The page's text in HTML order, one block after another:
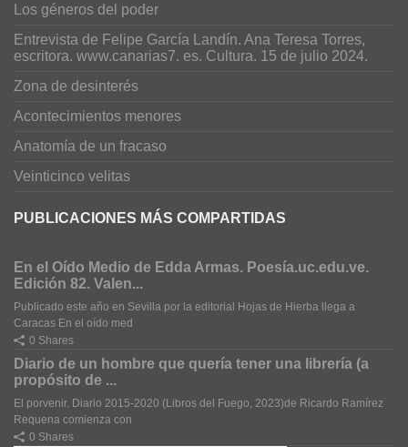
Los géneros del poder
Entrevista de Felipe García Landín. Ana Teresa Torres,
escritora. www.canarias7. es. Cultura. 15 de julio 2024.
Zona de desinterés
Acontecimientos menores
Anatomía de un fracaso
Veinticinco velitas
PUBLICACIONES MÁS COMPARTIDAS
En el Oído Medio de Edda Armas. Poesía.uc.edu.ve.
Edición 82. Valen...
Publicado este año en Sevilla por la editorial Hojas de Hierba llega a
Caracas En el oído med
0 Shares
Diario de un hombre que quería tener una librería (a
propósito de ...
El porvenir. Diario 2015-2020 (Libros del Fuego, 2023)de Ricardo Ramírez
Requena comienza con
0 Shares